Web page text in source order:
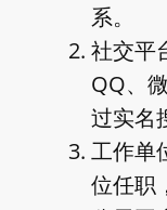
系。
社交平
QQ、
过实名
工作单
位任职